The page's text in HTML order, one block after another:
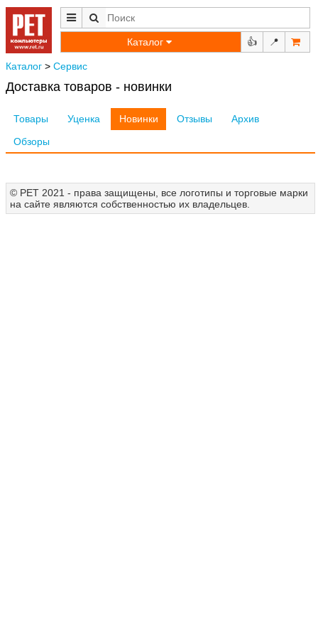
Каталог 👍 📍
Каталог > Сервис
Доставка товаров - новинки
Товары Уценка Новинки Отзывы
Архив
Обзоры
© РЕТ 2021 - права защищены, все логотипы и торговые марки
на сайте являются собственностью их владельцев.